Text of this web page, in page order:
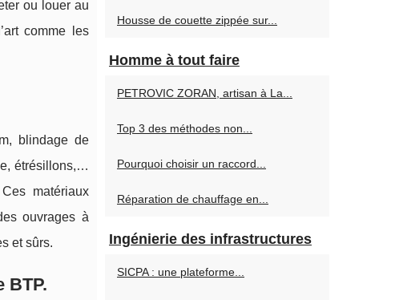
ou louer au
comme les
blindage de
étrésillons,…
matériaux
ouvrages à
et sûrs.
BTP.
Housse de couette zippée sur...
Homme à tout faire
PETROVIC ZORAN, artisan à La...
Top 3 des méthodes non...
Pourquoi choisir un raccord...
Réparation de chauffage en...
Ingénierie des infrastructures
SICPA : une plateforme...